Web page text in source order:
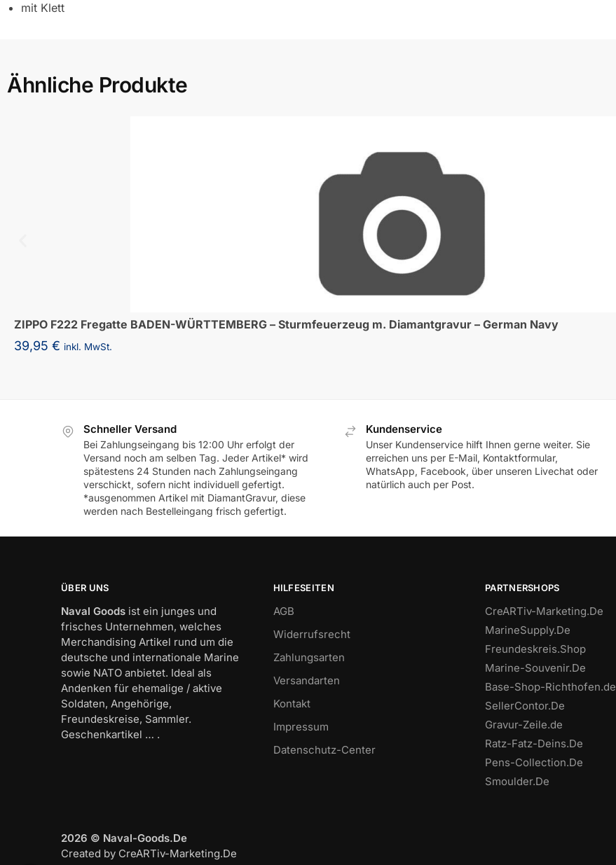
mit Klett
Ähnliche Produkte
ZIPPO F222 Fregatte BADEN-WÜRTTEMBERG – Sturmfeuerzeug m. Diamantgravur – German Navy
39,95 € inkl. MwSt.
Schneller Versand
Bei Zahlungseingang bis 12:00 Uhr erfolgt der
Versand noch am selben Tag. Jeder Artikel* wird
spätestens 24 Stunden nach Zahlungseingang
verschickt, sofern nicht individuell gefertigt.
*ausgenommen Artikel mit DiamantGravur, diese
werden nach Bestelleingang frisch gefertigt.
Kundenservice
Unser Kundenservice hilft Ihnen gerne weiter. Sie
erreichen uns per E-Mail, Kontaktformular,
WhatsApp, Facebook, über unseren Livechat oder
natürlich auch per Post.
ÜBER UNS
Naval Goods ist ein junges und
frisches Unternehmen, welches
Merchandising Artikel rund um die
deutsche und internationale Marine
sowie NATO anbietet. Ideal als
Andenken für ehemalige / aktive
Soldaten, Angehörige,
Freundeskreise, Sammler.
Geschenkartikel … .
HILFESEITEN
AGB
Widerrufsrecht
Zahlungsarten
Versandarten
Kontakt
Impressum
Datenschutz-Center
PARTNERSHOPS
CreARTiv-Marketing.De
MarineSupply.De
Freundeskreis.Shop
Marine-Souvenir.De
Base-Shop-Richthofen.de
SellerContor.De
Gravur-Zeile.de
Ratz-Fatz-Deins.De
Pens-Collection.De
Smoulder.De
2026 © Naval-Goods.De
Created by CreARTiv-Marketing.De